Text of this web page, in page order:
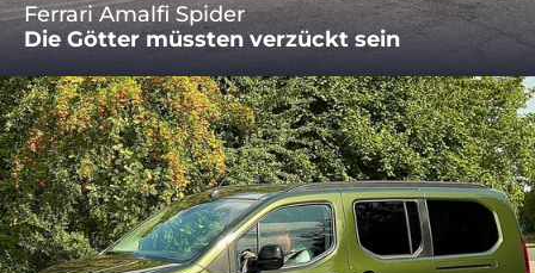
Ferrari Amalfi Spider
Die Götter müssten verzückt sein